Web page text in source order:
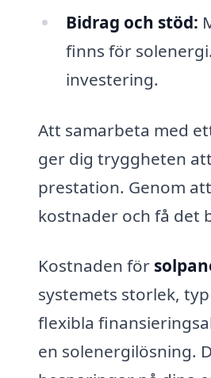
Bidrag och stöd:
finns för
investering.
Att samarbeta med
ger dig tryggheten
prestation. Genom
kostnader och få det
Kostnaden för
systemets storlek,
flexibla
en solenergilösning.